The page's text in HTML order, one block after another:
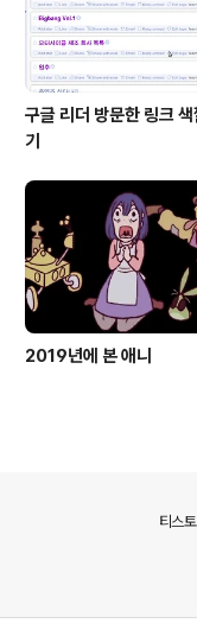
구글 리더 방문한 링크
기
2019년에 본 애니
티스